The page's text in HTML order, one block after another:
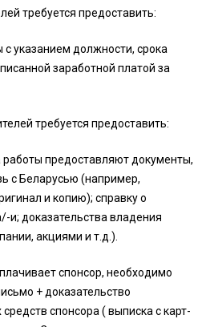
требуется предоставить:
указанием должности, срока
заработной платой за
требуется предоставить:
работы предоставляют документы,
с Беларусью (например,
и копию); справку о
и; доказательства владения
акциями и т.д.).
спонсор, необходимо
+ доказательство
спонсора ( выписка с карт-